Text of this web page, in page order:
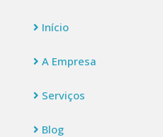
Início
A Empresa
Serviços
Blog